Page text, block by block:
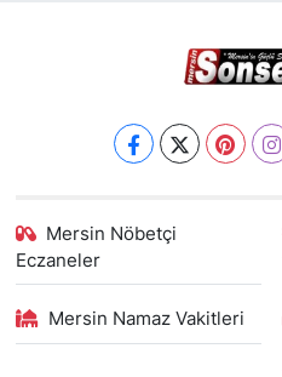
Mersin Nöbetçi
Eczaneler
Mersin Namaz Vakitleri